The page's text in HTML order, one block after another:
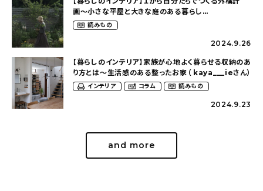
画〜小さな平屋と大きな庭のある暮らし
（tsumikiniwaさん）
読みもの
2024.9.26
【暮らしのインテリア】家族が心地よく暮らせる収納のあ
り方とは〜生活感のある整ったお家（ kaya___ieさん）
インテリア コラム 読みもの
2024.9.23
and more